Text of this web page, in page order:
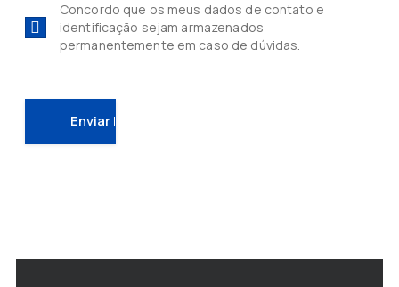
Concordo que os meus dados de contato e
identificação sejam armazenados
permanentemente em caso de dúvidas.